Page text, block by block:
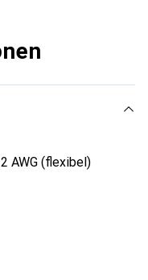
AWG (flexibel)